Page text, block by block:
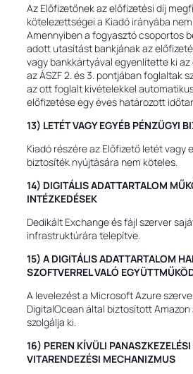
Az Előfizetőnek az előfizetési díj
kötelezettségei a Kiadó irányába
Amennyiben a fogyasztó csoportos
adott utasítást bankjának az
vagy bankkártyával egyenlítette ki
az ÁSZF 2. és 3. pontjában foglaltak
az ott foglalt kivételekkel
előfizetése egy éves határozott
13) LETÉT VAGY EGYÉB PÉNZÜGYI
Kiadó részére az Előfizető letét vagy
biztosíték nyújtására nem köteles.
14) DIGITÁLIS ADATTARTALOM
INTÉZKEDÉSEK
Dedikált Exchange és fájl szerver
infrastruktúrára telepítve.
15) A DIGITÁLIS ADATTARTALOM
SZOFTVERREL VALÓ
A levelezést a Microsoft Azure
DigitalOcean által biztosított
szolgálja ki.
16) PEREN KÍVÜLI
VITARENDEZÉSI MECHANIZMUS